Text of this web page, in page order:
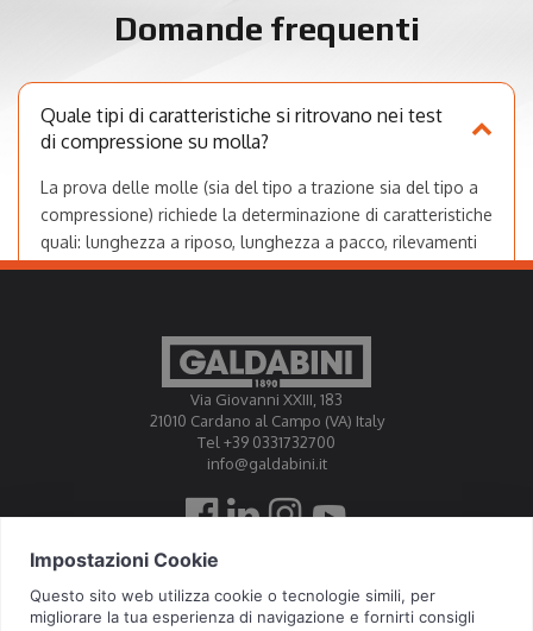
Domande frequenti
Quale tipi di caratteristiche si ritrovano nei test
di compressione su molla?
La prova delle molle (sia del tipo a trazione sia del tipo a
compressione) richiede la determinazione di caratteristiche
quali: lunghezza a riposo, lunghezza a pacco, rilevamenti
delle frecce a forze note
Com’è equipaggiata la macchina di prova per
prove di compressione su molle?
Come avviene la prova di compressione su
F1566?
Via Giovanni XXIII, 183
21010 Cardano al Campo (VA) Italy
Tel +39 0331732700
info@galdabini.it
Galdabini is accredited Official Calibration Centre EA, IAF, ILAC